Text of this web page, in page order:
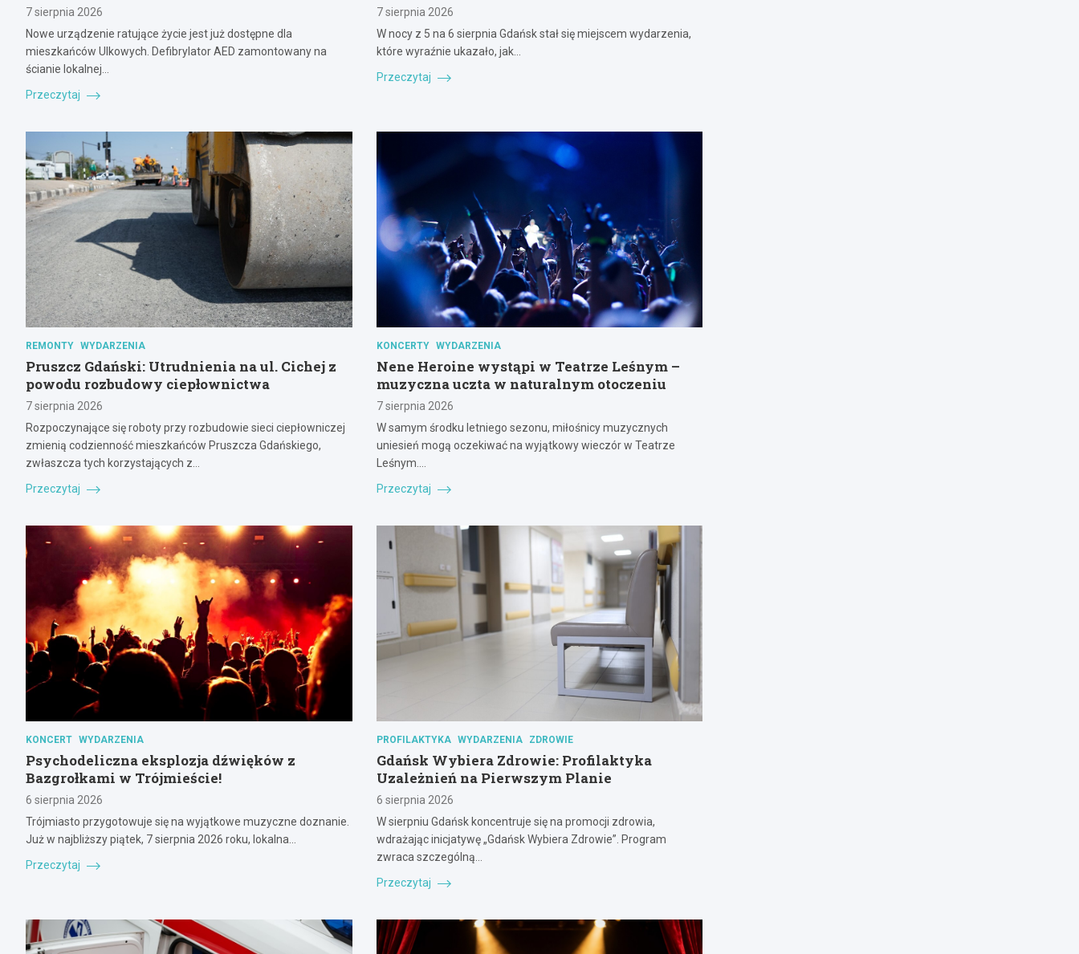
7 sierpnia 2026
Nowe urządzenie ratujące życie jest już dostępne dla
mieszkańców Ulkowych. Defibrylator AED zamontowany na
ścianie lokalnej…
Przeczytaj
7 sierpnia 2026
W nocy z 5 na 6 sierpnia Gdańsk stał się miejscem wydarzenia,
które wyraźnie ukazało, jak…
Przeczytaj
REMONTY WYDARZENIA
Pruszcz Gdański: Utrudnienia na ul. Cichej z
powodu rozbudowy ciepłownictwa
7 sierpnia 2026
Rozpoczynające się roboty przy rozbudowie sieci ciepłowniczej
zmienią codzienność mieszkańców Pruszcza Gdańskiego,
zwłaszcza tych korzystających z…
Przeczytaj
KONCERTY WYDARZENIA
Nene Heroine wystąpi w Teatrze Leśnym –
muzyczna uczta w naturalnym otoczeniu
7 sierpnia 2026
W samym środku letniego sezonu, miłośnicy muzycznych
uniesień mogą oczekiwać na wyjątkowy wieczór w Teatrze
Leśnym.…
Przeczytaj
KONCERT WYDARZENIA
Psychodeliczna eksplozja dźwięków z
Bazgrołkami w Trójmieście!
6 sierpnia 2026
Trójmiasto przygotowuje się na wyjątkowe muzyczne doznanie.
Już w najbliższy piątek, 7 sierpnia 2026 roku, lokalna…
Przeczytaj
PROFILAKTYKA WYDARZENIA ZDROWIE
Gdańsk Wybiera Zdrowie: Profilaktyka
Uzależnień na Pierwszym Planie
6 sierpnia 2026
W sierpniu Gdańsk koncentruje się na promocji zdrowia,
wdrażając inicjatywę „Gdańsk Wybiera Zdrowie”. Program
zwraca szczególną…
Przeczytaj